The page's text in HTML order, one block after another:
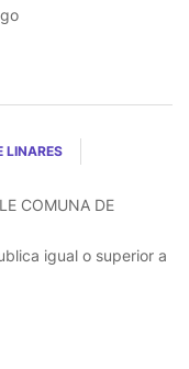
LINARES
COMUNA DE
igual o superior a